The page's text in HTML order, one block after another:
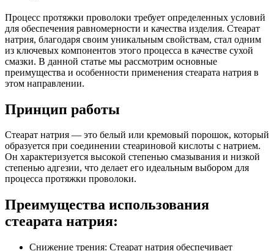
Процесс протяжки проволоки требует определенных условий
для обеспечения равномерности и качества изделия. Стеарат
натрия, благодаря своим уникальным свойствам, стал одним
из ключевых компонентов этого процесса в качестве сухой
смазки. В данной статье мы рассмотрим основные
преимущества и особенности применения стеарата натрия в
этом направлении.
Принцип работы
Стеарат натрия — это белый или кремовый порошок, который
образуется при соединении стеариновой кислоты с натрием.
Он характеризуется высокой степенью смазывания и низкой
степенью адгезии, что делает его идеальным выбором для
процесса протяжки проволоки.
Преимущества использования
стеарата натрия:
Снижение трения: Стеарат натрия обеспечивает